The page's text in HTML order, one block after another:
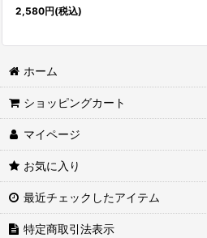
2,580円(税込)
ホーム
ショッピングカート
マイページ
お気に入り
最近チェックしたアイテム
特定商取引法表示